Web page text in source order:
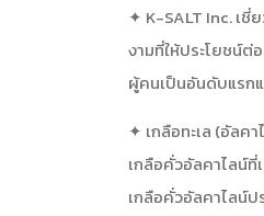
✦ K-SALT Inc. เชี่
งามที่ให้ประโยชน์
ผู้คนเป็นอันดับแรก
✦ เกลือทะเล (อัลค
เกลือคั่วอัลคาไลน์
เกลือคั่วอัลคาไลน์